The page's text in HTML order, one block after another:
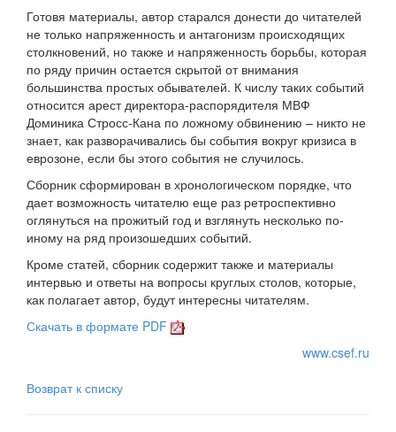
Готовя материалы, автор старался донести до читателей
не только напряженность и антагонизм происходящих
столкновений, но также и напряженность борьбы, которая
по ряду причин остается скрытой от внимания
большинства простых обывателей. К числу таких событий
относится арест директора-распорядителя МВФ
Доминика Стросс-Кана по ложному обвинению – никто не
знает, как разворачивались бы события вокруг кризиса в
еврозоне, если бы этого события не случилось.
Сборник сформирован в хронологическом порядке, что
дает возможность читателю еще раз ретроспективно
оглянуться на прожитый год и взглянуть несколько по-
иному на ряд произошедших событий.
Кроме статей, сборник содержит также и материалы
интервью и ответы на вопросы круглых столов, которые,
как полагает автор, будут интересны читателям.
Скачать в формате PDF
www.csef.ru
Возврат к списку